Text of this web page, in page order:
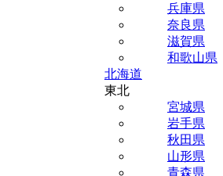
兵庫県
奈良県
滋賀県
和歌山県
北海道
東北
宮城県
岩手県
秋田県
山形県
青森県